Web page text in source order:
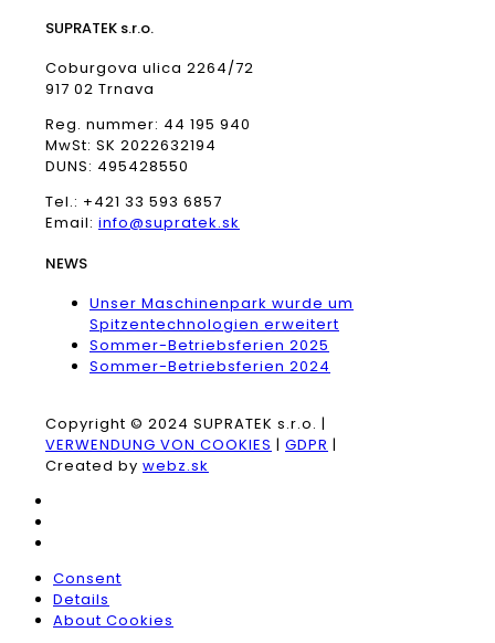
SUPRATEK s.r.o.
Coburgova ulica 2264/72
917 02 Trnava
Reg. nummer: 44 195 940
MwSt: SK 2022632194
DUNS: 495428550
Tel.: +421 33 593 6857
Email: info@supratek.sk
NEWS
Unser Maschinenpark wurde um
Spitzentechnologien erweitert
Sommer-Betriebsferien 2025
Sommer-Betriebsferien 2024
Copyright © 2024 SUPRATEK s.r.o. |
VERWENDUNG VON COOKIES | GDPR |
Created by webz.sk
Consent
Details
About Cookies